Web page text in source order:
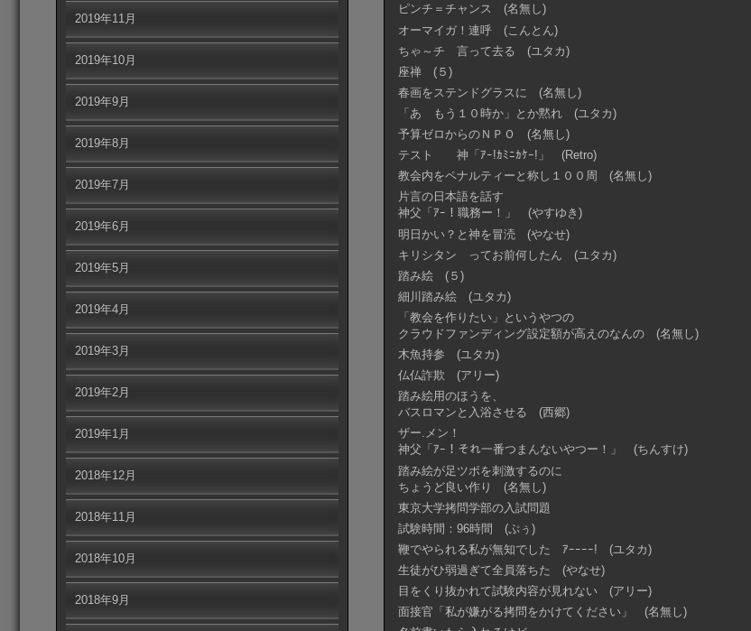
ピンチ＝チャンス (名無し)
オーマイガ！連呼 (こんとん)
ちゃ～チ 言って去る (ユタカ)
座禅 (５)
春画をステンドグラスに (名無し)
「あ もう１０時か」とか黙れ (ユタカ)
予算ゼロからのＮＰＯ (名無し)
テスト 神「ｱｰ!ｶﾐﾆｶｹｰ!」 (Retro)
教会内をペナルティーと称し１００周 (名無し)
片言の日本語を話す
神父「ｱｰ！職務ー！」 (やすゆき)
明日かい？と神を冒涜 (やなせ)
キリシタン ってお前何したん (ユタカ)
踏み絵 (５)
細川踏み絵 (ユタカ)
「教会を作りたい」というやつの
クラウドファンディング設定額が高えのなんの (名無し)
木魚持参 (ユタカ)
仏仏詐欺 (アリー)
踏み絵用のほうを、
バスロマンと入浴させる (西郷)
ザー.メン！
神父「ｱｰ！それ一番つまんないやつー！」 (ちんすけ)
踏み絵が足ツボを刺激するのに
ちょうど良い作り (名無し)
東京大学拷問学部の入試問題
試験時間：96時間 (ぷぅ)
鞭でやられる私が無知でした ｱｰｰｰｰ! (ユタカ)
生徒がひ弱過ぎて全員落ちた (やなせ)
目をくり抜かれて試験内容が見れない (アリー)
面接官「私が嫌がる拷問をかけてください」 (名無し)
2019年11月
2019年10月
2019年9月
2019年8月
2019年7月
2019年6月
2019年5月
2019年4月
2019年3月
2019年2月
2019年1月
2018年12月
2018年11月
2018年10月
2018年9月